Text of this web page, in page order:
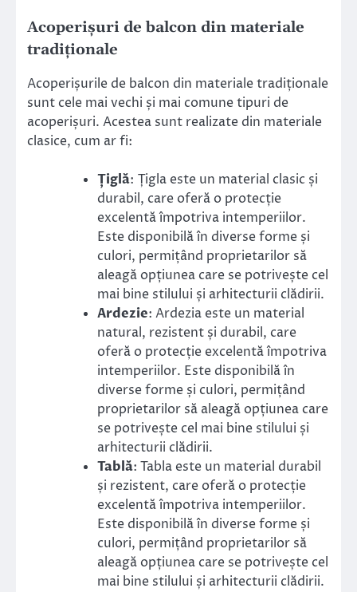
Acoperișuri de balcon din materiale
tradiționale
Acoperișurile de balcon din materiale tradiționale
sunt cele mai vechi și mai comune tipuri de
acoperișuri. Acestea sunt realizate din materiale
clasice, cum ar fi:
Țiglă: Țigla este un material clasic și
durabil, care oferă o protecție
excelentă împotriva intemperiilor.
Este disponibilă în diverse forme și
culori, permițând proprietarilor să
aleagă opțiunea care se potrivește cel
mai bine stilului și arhitecturii clădirii.
Ardezie: Ardezia este un material
natural, rezistent și durabil, care
oferă o protecție excelentă împotriva
intemperiilor. Este disponibilă în
diverse forme și culori, permițând
proprietarilor să aleagă opțiunea care
se potrivește cel mai bine stilului și
arhitecturii clădirii.
Tablă: Tabla este un material durabil
și rezistent, care oferă o protecție
excelentă împotriva intemperiilor.
Este disponibilă în diverse forme și
culori, permițând proprietarilor să
aleagă opțiunea care se potrivește cel
mai bine stilului și arhitecturii clădirii.